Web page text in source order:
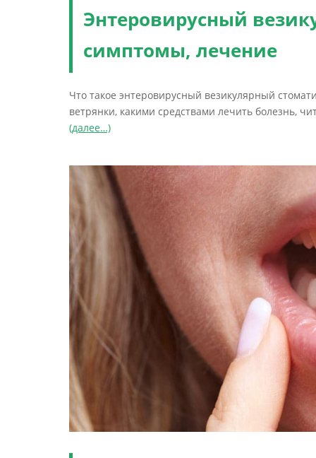
Энтеровирусный
симптомы, лечение
Что такое энтеровирусный везикулярный
ветрянки, какими средствами лечить болезнь,
(далее…)